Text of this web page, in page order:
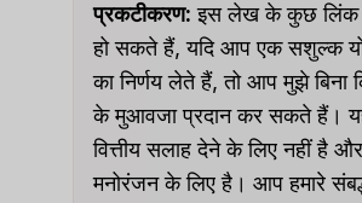
प्रकटीकरण: इस लेख के कुछ लिंक
हो सकते हैं, यदि आप एक सशुल्क
का निर्णय लेते हैं, तो आप मुझे बिना
के मुआवजा प्रदान कर सकते हैं।
वित्तीय सलाह देने के लिए नहीं है
मनोरंजन के लिए है। आप हमारे